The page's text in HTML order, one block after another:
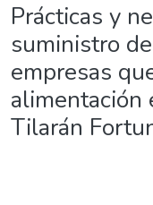
Prácticas y
suministro
empresas
alimentación
Tilarán